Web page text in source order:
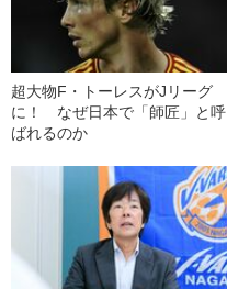
超大物F・トーレスがJリーグ
に！ なぜ日本で「師匠」と呼
ばれるのか